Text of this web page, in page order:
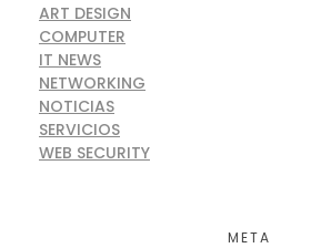
ART DESIGN
COMPUTER
IT NEWS
NETWORKING
NOTICIAS
SERVICIOS
WEB SECURITY
META